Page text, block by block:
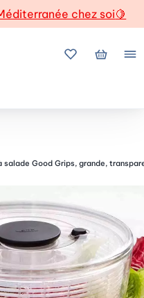
chez soi🍋
Mes favoris
Mon
salade Good Grips, grande,